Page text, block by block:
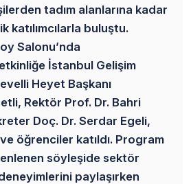
tadım alanlarına kadar
katılımcılarla buluştu.
Salonu’nda
İstanbul Gelişim
Heyet Başkanı
Rektör Prof. Dr. Bahri
Doç. Dr. Serdar Egeli,
öğrenciler katıldı. Program
söyleşide sektör
paylaşırken